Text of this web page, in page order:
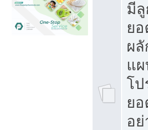
มีลู
ย
ผ
แ
โป
ย
อย่